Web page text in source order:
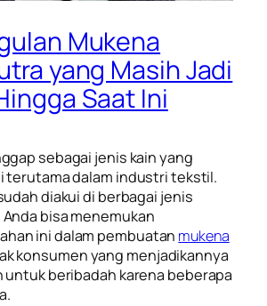
Mukena
yang Masih Jadi
Saat Ini
sebagai jenis kain yang
terutama dalam industri tekstil.
diakui di berbagai jenis
bisa menemukan
ini dalam pembuatan mukena
konsumen yang menjadikannya
untuk beribadah karena beberapa